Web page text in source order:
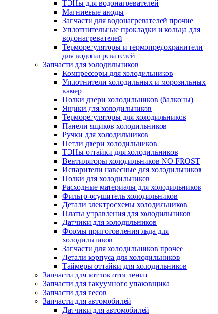
ТЭНы для водонагревателей
Магниевые аноды
Запчасти для водонагревателей прочие
Уплотнительные прокладки и кольца для
водонагревателей
Терморегуляторы и термопредохранители
для водонагревателей
Запчасти для холодильников
Компрессоры для холодильников
Уплотнители холодильных и морозильных
камер
Полки двери холодильников (балконы)
Ящики для холодильников
Терморегуляторы для холодильников
Панели ящиков холодильников
Ручки для холодильников
Петли двери холодильников
ТЭНы оттайки для холодильников
Вентиляторы холодильников NO FROST
Испарители навесные для холодильников
Полки для холодильников
Расходные материалы для холодильников
Фильтр-осушитель холодильников
Детали электросхемы холодильников
Платы управления для холодильников
Датчики для холодильников
Формы приготовления льда для
холодильников
Запчасти для холодильников прочее
Детали корпуса для холодильников
Таймеры оттайки для холодильников
Запчасти для котлов отопления
Запчасти для вакуумного упаковщика
Запчасти для весов
Запчасти для автомобилей
Датчики для автомобилей